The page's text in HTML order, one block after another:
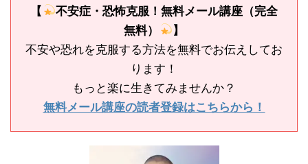
【
不安症・恐怖克服！無料メール講座（完全
無料）
】
不安や恐れを克服する方法を無料でお伝えしてお
ります！
もっと楽に生きてみませんか？
無料メール講座の読者登録はこちらから！